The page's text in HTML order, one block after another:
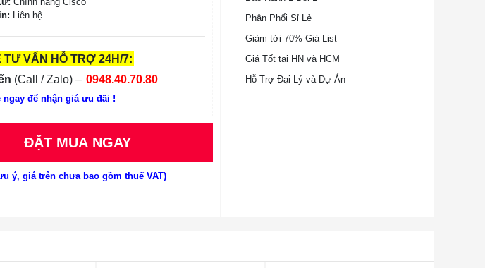
Liên hệ
TƯ VẤN HỖ TRỢ 24H/7:
(Call / Zalo) – 0948.40.70.80
ngay để nhận giá ưu đãi !
ĐẶT MUA NGAY
ý, giá trên chưa bao gồm thuế VAT)
Phân Phối Sỉ Lẻ
Giảm tới 70% Giá List
Giá Tốt tại HN và HCM
Hỗ Trợ Đại Lý và Dự Án